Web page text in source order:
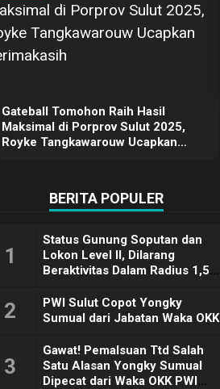
Gateball Tomohon Raih Hasil
Maksimal di Porprov Sulut 2025,
Royke Tangkawarouw Ucapkan
BERITA POPULER
1
Status Gunung Soputan dan
Lokon Level II, Dilarang
Beraktivitas Dalam Radius 1,5
2
PWI Sulut Copot Yongky
Sumual dari Jabatan Waka OKK
3
Gawat! Pemalsuan Ttd Salah
Satu Alasan Yongky Sumual
Dipecat dari Waka OKK PWI